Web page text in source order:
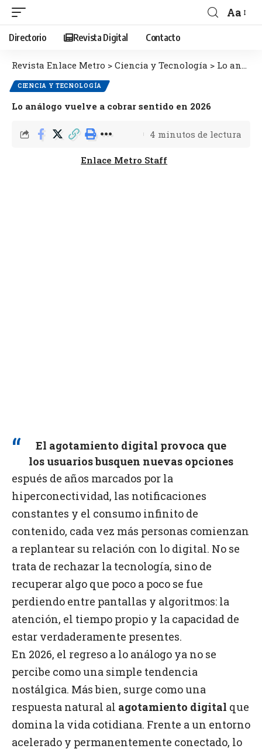
Aa
Directorio Revista Digital Contacto
Revista Enlace Metro > Ciencia y Tecnología > Lo análogo vuelve a cobrar sentido en 2026
CIENCIA Y TECNOLOGÍA
Lo análogo vuelve a cobrar sentido en 2026
Enlace Metro Staff
4 minutos de lectura
El agotamiento digital provoca que
los usuarios busquen nuevas opciones
espués de años marcados por la
hiperconectividad, las notificaciones
constantes y el consumo infinito de
contenido, cada vez más personas comienzan
a replantear su relación con lo digital. No se
trata de rechazar la tecnología, sino de
recuperar algo que poco a poco se fue
perdiendo entre pantallas y algoritmos: la
atención, el tiempo propio y la capacidad de
estar verdaderamente presentes.
En 2026, el regreso a lo análogo ya no se
percibe como una simple tendencia
nostálgica. Más bien, surge como una
respuesta natural al agotamiento digital que
domina la vida cotidiana. Frente a un entorno
acelerado y permanentemente conectado, lo